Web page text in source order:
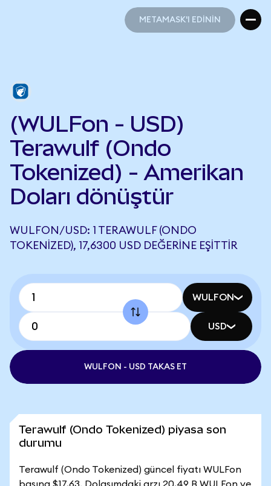
METAMASK'I EDİNİN
(WULFon - USD)
Terawulf (Ondo
Tokenized) - Amerikan
Doları dönüştür
WULFON/USD: 1 TERAWULF (ONDO
TOKENIZED), 17,6300 USD DEĞERINE EŞITTIR
WULFON
USD
WULFON - USD TAKAS ET
Terawulf (Ondo Tokenized) piyasa son
durumu
Terawulf (Ondo Tokenized) güncel fiyatı WULFon